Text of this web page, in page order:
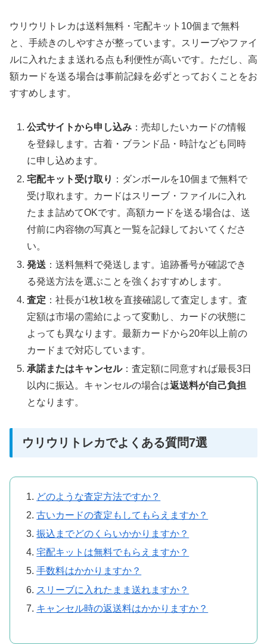
ウリウリトレカは送料無料・宅配キット10個まで無料
と、手続きのしやすさが整っています。スリーブやファイ
ルに入れたまま送れる点も利便性が高いです。ただし、高
額カードを送る場合は事前記録を必ずとっておくことをお
すすめします。
公式サイトから申し込み ：売却したいカードの情報
を登録します。古着・ブランド品・時計なども同時
に申し込めます。
宅配キット受け取り ：ダンボールを10個まで無料で
受け取れます。カードはスリーブ・ファイルに入れ
たまま詰めてOKです。高額カードを送る場合は、送
付前に内容物の写真と一覧を記録しておいてくださ
い。
発送 ：送料無料で発送します。追跡番号が確認でき
る発送方法を選ぶことを強くおすすめします。
査定 ：社長が1枚1枚を直接確認して査定します。査
定額は市場の需給によって変動し、カードの状態に
よっても異なります。最新カードから20年以上前の
カードまで対応しています。
承諾またはキャンセル：査定額に同意すれば最長3日
以内に振込。キャンセルの場合は返送料が自己負担
となります。
ウリウリトレカでよくある質問7選
どのような査定方法ですか？
古いカードの査定もしてもらえますか？
振込までどのくらいかかりますか？
宅配キットは無料でもらえますか？
手数料はかかりますか？
スリーブに入れたまま送れますか？
キャンセル時の返送料はかかりますか？